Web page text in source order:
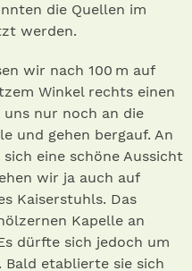
die Quellen im
werden.
wir nach 100 m auf
Winkel rechts einen
nur noch an die
und gehen bergauf. An
eine schöne Aussicht
wir ja auch auf
Kaiserstuhls. Das
Kapelle an
dürfte sich jedoch um
Bald etablierte sie sich